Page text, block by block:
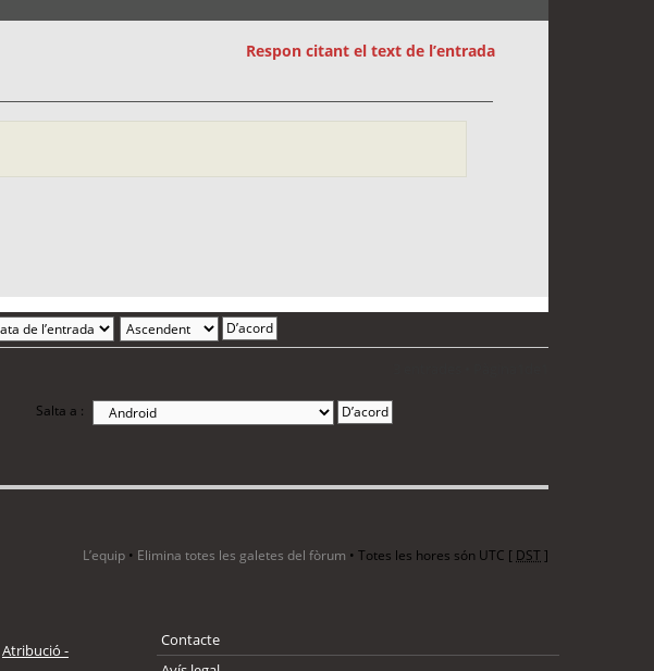
Respon citant el text de l’entrada
Salta a :
L’equip • Elimina totes les galetes del fòrum • Totes les hores són UTC [ DST]
Atribució -
Contacte